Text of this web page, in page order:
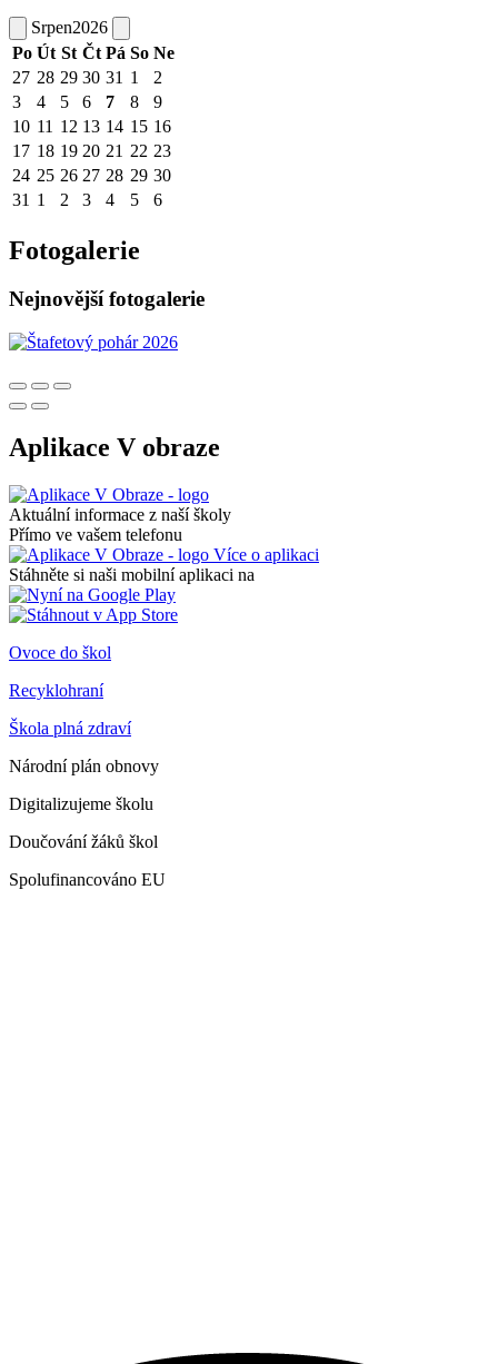
Srpen2026
Po Út St Čt Pá So Ne
27 28 29 30 31 1
2
3
4 5 6 7 8
9
10 11 12 13 14 15 16
17 18 19 20 21 22 23
24 25 26 27 28 29 30
31 1 2 3 4 5 6
Fotogalerie
Nejnovější fotogalerie
Aplikace V obraze
Aktuální informace z naší školy
Přímo ve vašem telefonu
Více o aplikaci
Stáhněte si naši mobilní aplikaci na
Ovoce do škol
Recyklohraní
Škola plná zdraví
Národní plán obnovy
Digitalizujeme školu
Doučování žáků škol
Spolufinancováno EU